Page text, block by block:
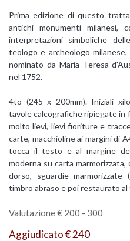
Prima edizione di questo
antichi monumenti milanesi,
interpretazioni simboliche
teologo e archeologo
nominato da Maria Teresa
nel 1752.
4to (245 x 200mm). Iniziali
tavole calcografiche ripiegate in
molto lievi, lievi fioriture e
carte, macchioline ai margini di
tocca il testo e al margine
moderna su carta
dorso, sguardie
timbro abraso e poi restaurato
Valutazione € 200 - 300
Aggiudicato € 240